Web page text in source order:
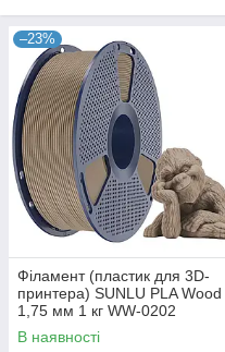
–23%
Філамент (пластик для 3D-
принтера) SUNLU PLA Wood
1,75 мм 1 кг WW-0202
В наявності